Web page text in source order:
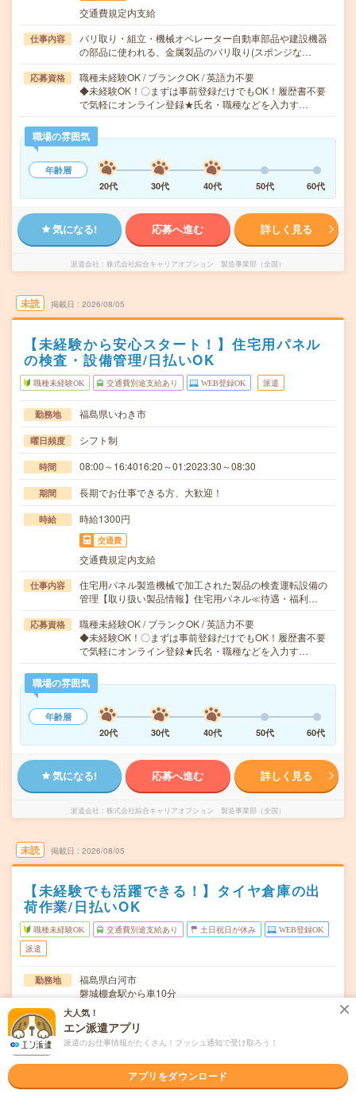
交通費規定内支給
仕事内容
バリ取り・組立・機械オペレーター自動車部品や建設機器
の部品に使われる、金属製品のバリ取り(スポンジな…
応募資格
職種未経験OK / ブランクOK / 英語力不要
◆未経験OK！〇まずは事前登録だけでもOK！履歴書不要
で気軽にオンライン登録★氏名・職種などを入力す…
職場の雰囲気
年齢層
20代
30代 40代 50代 60代
気になる! 応募へ進む 詳しく見る
派遣会社 株式会社綜合キャリアオプション 製造事業部（全国）
未読 掲載日 2026/08/05
【未経験から安心スタート！】住宅用パネル
の検査・設備管理/日払いOK
職種未経験OK 交通費別途支給あり WEB登録OK 派遣
勤務地 福島県いわき市
曜日頻度 シフト制
時間 08:00～16:4016:20～01:2023:30～08:30
期間 長期でお仕事できる方、大歓迎！
時給 時給1300円
交通費
交通費規定内支給
仕事内容
住宅用パネル製造機械で加工された製品の検査運転設備の
管理【取り扱い製品情報】住宅用パネル≪待遇・福利…
応募資格
職種未経験OK / ブランクOK / 英語力不要
◆未経験OK！〇まずは事前登録だけでもOK！履歴書不要
で気軽にオンライン登録★氏名・職種などを入力す…
職場の雰囲気
年齢層
20代
30代 40代 50代 60代
気になる! 応募へ進む 詳しく見る
派遣会社 株式会社綜合キャリアオプション 製造事業部（全国）
未読 掲載日 2026/08/05
【未経験でも活躍できる！】タイヤ倉庫の出
荷作業/日払いOK
職種未経験OK 交通費別途支給あり 土日祝日が休み WEB登録OK
派遣
勤務地
福島県白河市
磐城棚倉駅から車10分
曜日頻度 月～金
時間 08:00～17:00
長期でお仕事できる方、大歓迎！
大人気！
エン派遣アプリ
派遣のお仕事情報がたくさん！プッシュ通知で受け取ろう！
アプリをダウンロード